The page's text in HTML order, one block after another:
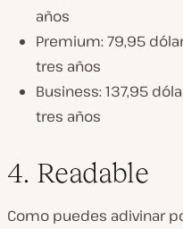
años
Premium: 79,95
tres años
Business: 137,95
tres años
4. Readable
Como puedes adivinar